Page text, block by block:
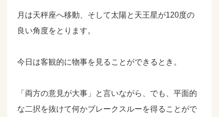
月は天秤座へ移動、そして太陽と天王星が120度の
良い角度をとります。
今日は客観的に物事を見ることができるとき。
「両方の意見が大事」と言いながら、でも、平面的
な二択を抜けて何かブレークスルーを得ることがで